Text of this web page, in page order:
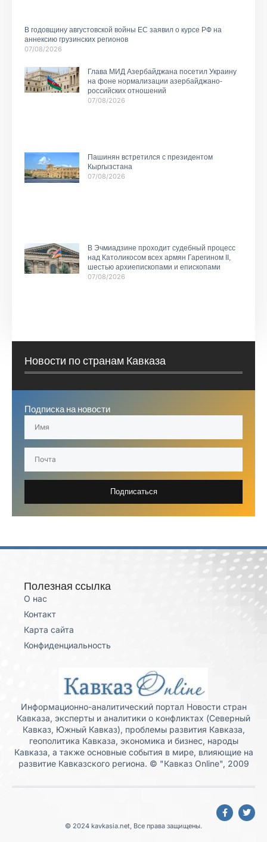
В годовщину августовской войны ЕС заявил о курсе РФ на
аннексию грузинских регионов
07/08/2026
Глава МИД Азербайджана посетил Украину
на фоне нормализации азербайджано-
российских отношений
07/08/2026
Пашинян встретился с президентом
Кыргызстана
07/08/2026
В Эчмиадзине проходит судебный процесс
над Католикосом всех армян Гарегином II,
шестью архиепископами и епископами
07/08/2026
Новости по странам Кавказа
Подписка на новости
Подписаться
Полезная ссылка
О нас
Контакт
Карта сайта
Конфиденциальность
Информационно-аналитический портал Новости стран
Кавказа, эксперты и аналитики о конфликтах (Северный
Кавказ, Южный Кавказ), проблемы развития Кавказа,
геополитика Кавказа, экономика и бизнес, народы
Кавказа, а также основные события в мире, влияющие на
развитие Кавказского региона. © "Кавказ Online", 2009
© 2024 kavkasia.net, Все права защищены.